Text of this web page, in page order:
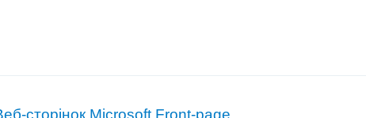
сторінок Microsoft Front-page